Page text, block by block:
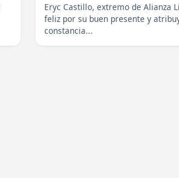
Eryc Castillo, extremo de Alianza
feliz por su buen presente y
constancia...